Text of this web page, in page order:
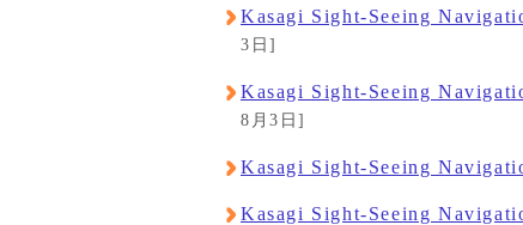
Kasagi Sight-Seeing
3日]
Kasagi Sight-Seeing
8月3日]
Kasagi Sight-Seeing
Kasagi Sight-Seeing